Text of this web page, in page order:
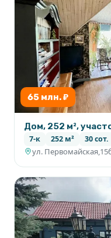
Дополнительный
65 млн. ₽
Дом, 252 м²,
7-к 252 м² 30 сот.
ул.